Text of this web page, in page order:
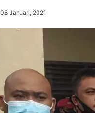
08 Januari, 2021